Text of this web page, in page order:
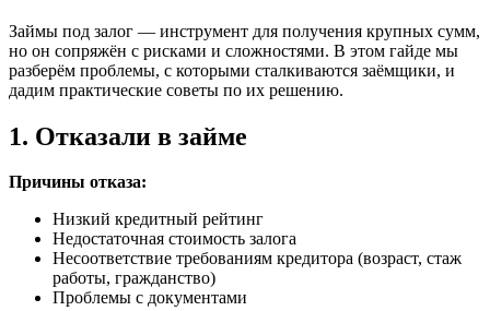
Займы под залог — инструмент для получения крупных сумм,
но он сопряжён с рисками и сложностями. В этом гайде мы
разберём проблемы, с которыми сталкиваются заёмщики, и
дадим практические советы по их решению.
1. Отказали в займе
Причины отказа:
Низкий кредитный рейтинг
Недостаточная стоимость залога
Несоответствие требованиям кредитора (возраст, стаж
работы, гражданство)
Проблемы с документами